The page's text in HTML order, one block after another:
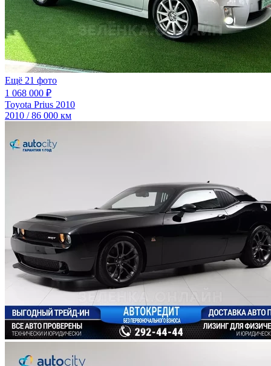
Ещё 21 фото
1 068 000 ₽
Toyota Prius 2010
2010 / 86 000 км